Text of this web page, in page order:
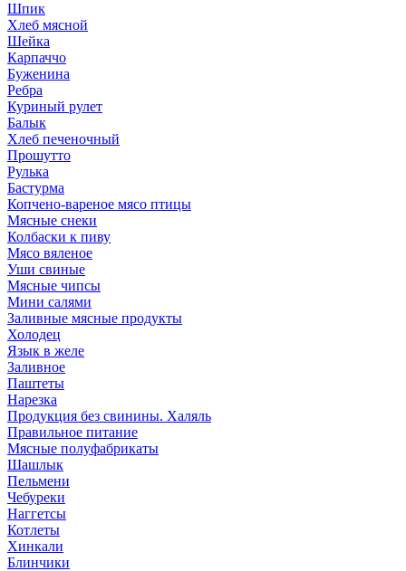
Шпик
Хлеб мясной
Шейка
Карпаччо
Буженина
Ребра
Куриный рулет
Балык
Хлеб печеночный
Прошутто
Рулька
Бастурма
Копчено-вареное мясо птицы
Мясные снеки
Колбаски к пиву
Мясо вяленое
Уши свиные
Мясные чипсы
Мини салями
Заливные мясные продукты
Холодец
Язык в желе
Заливное
Паштеты
Нарезка
Продукция без свинины. Халяль
Правильное питание
Мясные полуфабрикаты
Шашлык
Пельмени
Чебуреки
Наггетсы
Котлеты
Хинкали
Блинчики